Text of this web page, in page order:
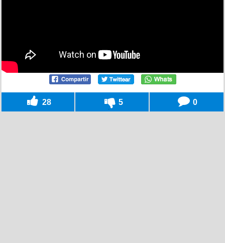
28 5 0